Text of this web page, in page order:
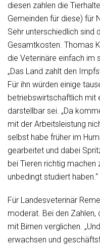
diesen zahlen die
Gemeinden für diese) für
Sehr unterschiedlich sind
Gesamtkosten. Thomas
die Veterinäre einfach im
„Das Land zahlt den
Für ihn würden einige
betriebswirtschaftlich mit
darstellbar sei. „Da
mit der Arbeitsleistung
selbst habe früher im
gearbeitet und dabei
bei Tieren richtig machen
unbedingt studiert haben.“
Für Landesveterinär
moderat. Bei den Zahlen,
mit Birnen verglichen.
erwachsen und